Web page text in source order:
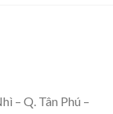
– Q. Tân Phú –